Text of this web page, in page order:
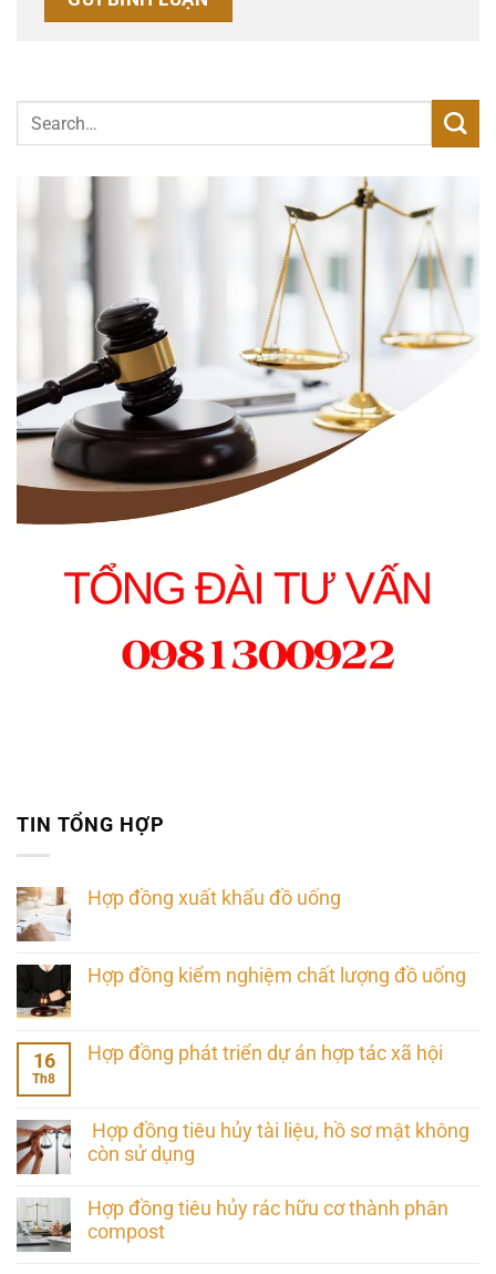
TIN TỔNG HỢP
Hợp đồng xuất khẩu đồ uống
Hợp đồng kiểm nghiệm chất lượng đồ uống
16
Th8
Hợp đồng phát triển dự án hợp tác xã hội
Hợp đồng tiêu hủy tài liệu, hồ sơ mật không
còn sử dụng
Hợp đồng tiêu hủy rác hữu cơ thành phân
compost